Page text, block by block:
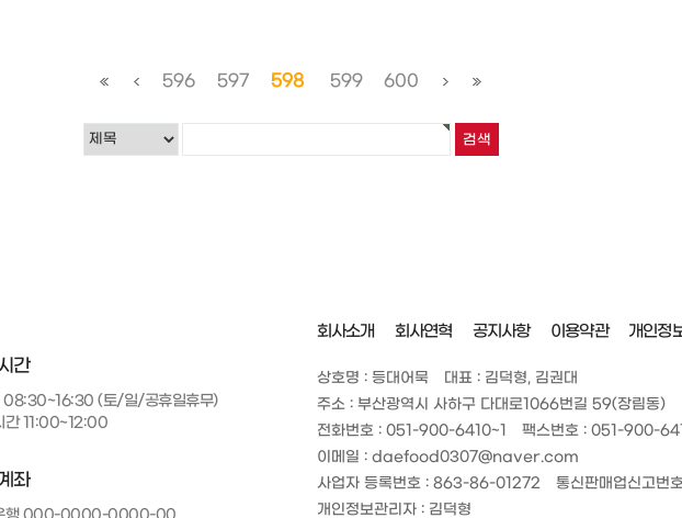
596 597 598 599 600
간
08:30~16:30 (토/일/공휴일휴무)
간 11:00~12:00
좌
회사소개 회사연혁 공지사항 이용약관 개인정
상호명 : 등대어묵
대표 : 김덕형, 김권대
주소 : 부산광역시 사하구 다대로1066번길 59(장림동)
전화번호 : 051-900-6410~1
팩스번호 : 051-900-
이메일 : daefood0307@naver.com
사업자 등록번호 : 863-86-01272
통신판매업신고번
개인정보관리자 : 김덕형